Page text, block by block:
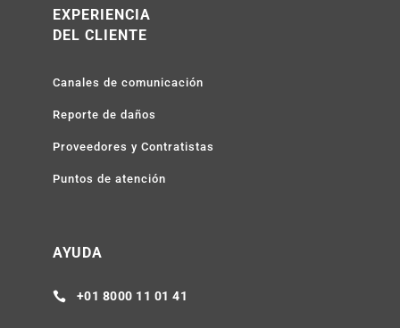
EXPERIENCIA
DEL CLIENTE
Canales de comunicación
Reporte de daños
Proveedores y Contratistas
Puntos de atención
AYUDA
 +01 8000 11 01 41